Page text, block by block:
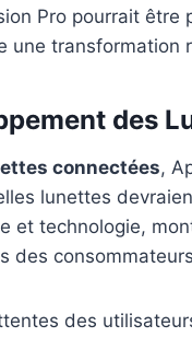
Pro pourrait être
une
des
connectées,
lunettes
et technologie,
des
des